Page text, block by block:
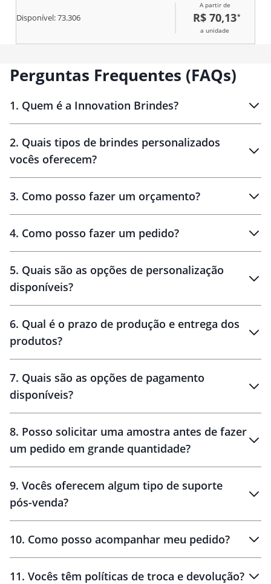
Disponível:73.306
A partir de
R$ 70,13*
a unidade
Perguntas Frequentes (FAQs)
1. Quem é a Innovation Brindes?
Brindes personalizados
2. Quais tipos de brindes personalizados
vocês oferecem?
personalizados
3. Como posso fazer um orçamento?
brinde
personalização
4. Como posso fazer um pedido?
amostra virtual
5. Quais são as opções de personalização
disponíveis?
6. Qual é o prazo de produção e entrega dos
produtos?
10 dias
brinde
48 horas
7. Quais são as opções de pagamento
disponíveis?
8. Posso solicitar uma amostra antes de fazer
um pedido em grande quantidade?
amostras
9. Vocês oferecem algum tipo de suporte
pós-venda?
10. Como posso acompanhar meu pedido?
11. Vocês têm políticas de troca e devolução?